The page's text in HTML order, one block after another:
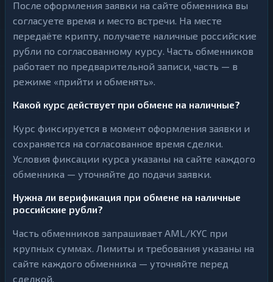
После оформления заявки на сайте обменника вы
согласуете время и место встречи. На месте
передаёте крипту, получаете наличные российские
рубли по согласованному курсу. Часть обменников
работает по предварительной записи, часть — в
режиме «прийти и обменять».
Какой курс действует при обмене на наличные?
Курс фиксируется в момент оформления заявки и
сохраняется на согласованное время сделки.
Условия фиксации курса указаны на сайте каждого
обменника — уточняйте до подачи заявки.
Нужна ли верификация при обмене на наличные
российские рубли?
Часть обменников запрашивает AML/KYC при
крупных суммах. Лимиты и требования указаны на
сайте каждого обменника — уточняйте перед
сделкой.